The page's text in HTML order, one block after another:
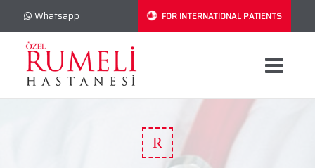
Whatsapp FOR INTERNATIONAL PATIENTS
R